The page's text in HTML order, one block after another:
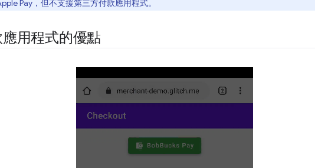
Pay，但不支援第三方付款應用程式。
用程式的優點